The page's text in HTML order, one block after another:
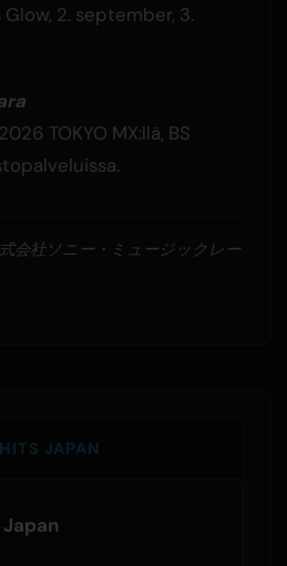
2. september, 3.
TOKYO MX:llä, BS
会社ソニー・ミュージックレー
JAPAN